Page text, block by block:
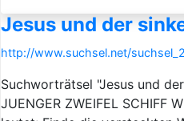
Jesus und der
http://www.suchsel.net/
Suchworträtsel "Jesus und
JUENGER ZWEIFEL SCHIFF